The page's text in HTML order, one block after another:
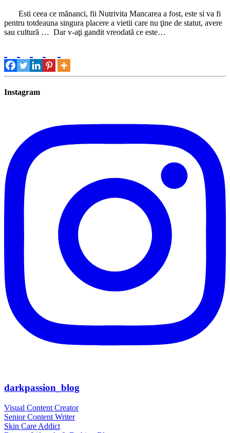
Esti ceea ce mănanci, fii Nutrivita Mancarea a fost, este si va fi
pentru totdeauna singura placere a vietii care nu ţine de statut, avere
sau cultură … Dar v-aţi gandit vreodată ce este…
Instagram
darkpassion_blog
Visual Content Creator
Senior Content Writer
Skin Care Addict